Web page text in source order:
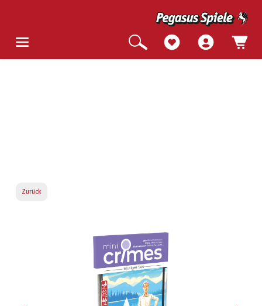
Zurück
Bildergalerie überspringen